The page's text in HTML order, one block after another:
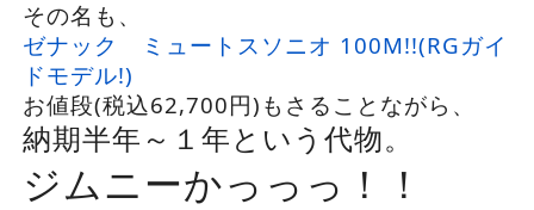
その名も、
ゼナック ミュートスソニオ 100M!!(RGガイ
ドモデル!)
お値段(税込62,700円)もさることながら、
納期半年～１年という代物。
ジムニーかっっっ！！